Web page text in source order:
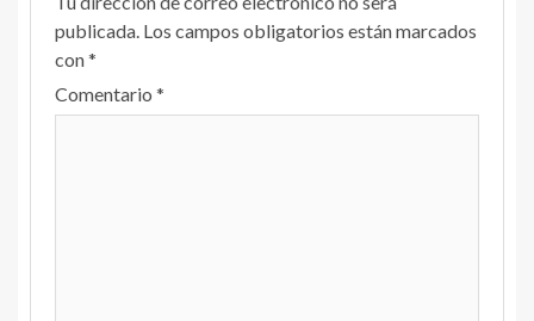
publicada. Los campos obligatorios están marcados
con*
Comentario *